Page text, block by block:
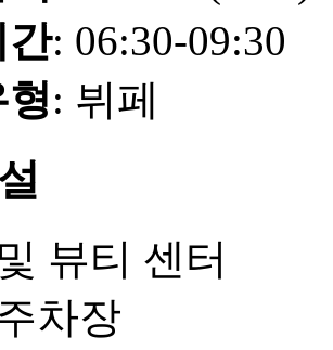
간: 06:30-09:30
: 뷔페
뷰티 센터
차장